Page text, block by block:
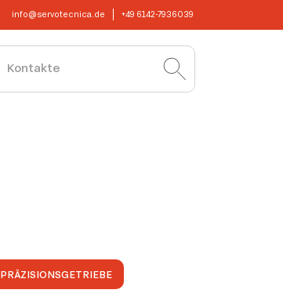
info@servotecnica.de +49 6142-7936039
Kontakte
PRÄZISIONSGETRIEBE